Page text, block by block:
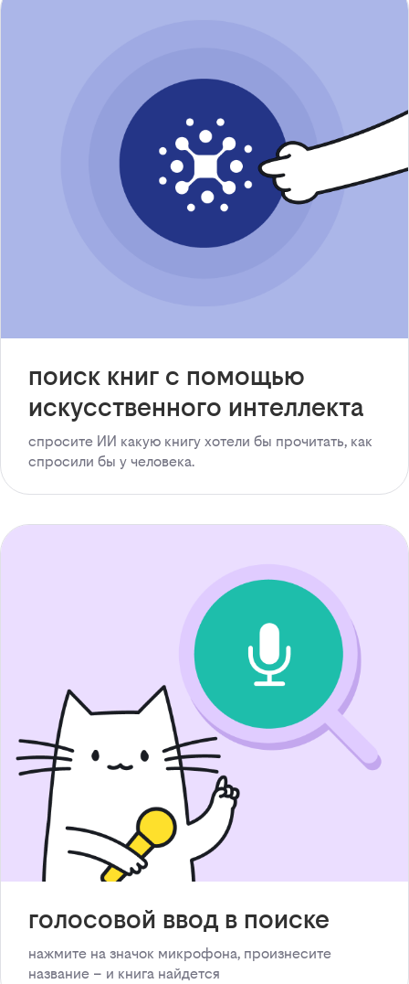
поиск книг с помощью
искусственного интеллекта
спросите ИИ какую книгу хотели бы прочитать, как
спросили бы у человека.
голосовой ввод в поиске
нажмите на значок микрофона, произнесите
название – и книга найдется